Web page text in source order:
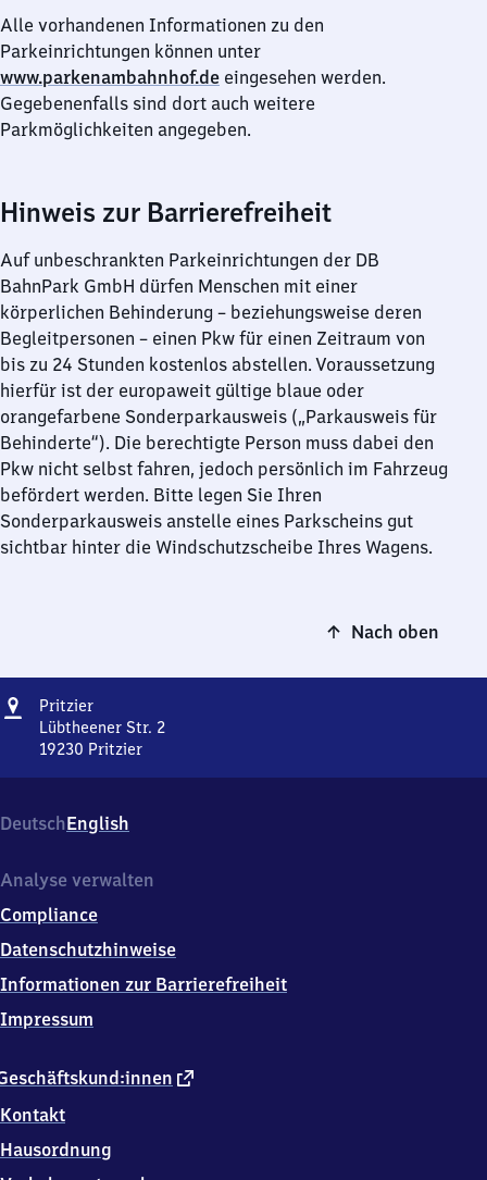
Pritzier
Alle vorhandenen Informationen zu den
Parkeinrichtungen können unter
www.parkenambahnhof.de eingesehen werden.
Gegebenenfalls sind dort auch weitere
Parkmöglichkeiten angegeben.
Hinweis zur Barrierefreiheit
Auf unbeschrankten Parkeinrichtungen der DB
BahnPark GmbH dürfen Menschen mit einer
körperlichen Behinderung – beziehungsweise deren
Begleitpersonen – einen Pkw für einen Zeitraum von
bis zu 24 Stunden kostenlos abstellen. Voraussetzung
hierfür ist der europaweit gültige blaue oder
orangefarbene Sonderparkausweis („Parkausweis für
Behinderte“). Die berechtigte Person muss dabei den
Pkw nicht selbst fahren, jedoch persönlich im Fahrzeug
befördert werden. Bitte legen Sie Ihren
Sonderparkausweis anstelle eines Parkscheins gut
sichtbar hinter die Windschutzscheibe Ihres Wagens.
Nach oben
Adresse
PritzierPritzier
Lübtheener Str. 2
19230 Pritzier
Str.
2,
9
3
0
DeutschEnglish
externer
Kontakt
Hausordnung
Analyse verwalten
Compliance
Datenschutzhinweise
Informationen zur Barrierefreiheit
Impressum